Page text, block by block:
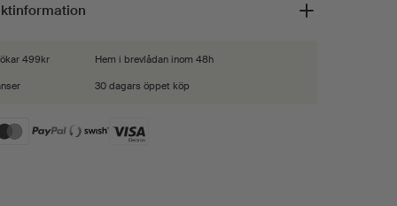
499kr Hem i brevlådan inom 48h
30 dagars öppet köp